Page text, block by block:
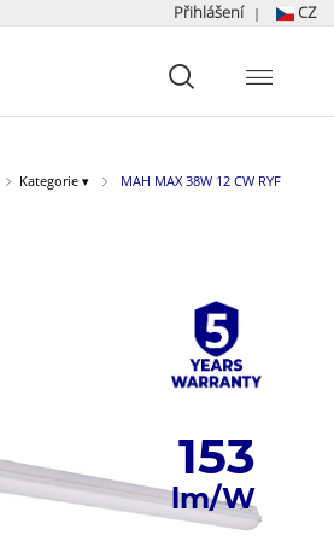
Přihlášení | CZ
Kategorie ▾ MAH MAX 38W 12 CW RYF
153